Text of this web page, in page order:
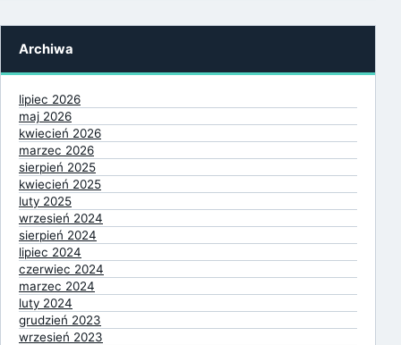
Archiwa
lipiec 2026
maj 2026
kwiecień 2026
marzec 2026
sierpień 2025
kwiecień 2025
luty 2025
wrzesień 2024
sierpień 2024
lipiec 2024
czerwiec 2024
marzec 2024
luty 2024
grudzień 2023
wrzesień 2023